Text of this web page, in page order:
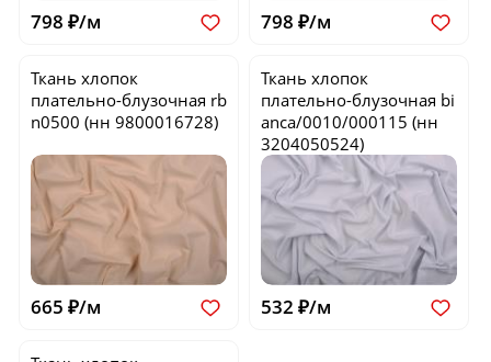
798 ₽/м 798 ₽/м
Ткань хлопок
плательно-блузочная rb
n0500 (нн 9800016728)
665 ₽/м
Ткань хлопок
плательно-блузочная bi
anca/0010/000115 (нн
3204050524)
532 ₽/м